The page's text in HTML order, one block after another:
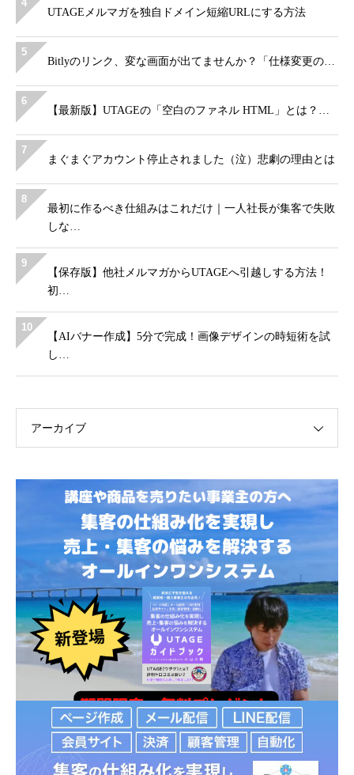
4
UTAGEメルマガを独自ドメイン短縮URLにする方法
5
Bitlyのリンク、変な画面が出てませんか？「仕様変更の…
6
【最新版】UTAGEの「空白のファネル HTML」とは？…
7
まぐまぐアカウント停止されました（泣）悲劇の理由とは
8
最初に作るべき仕組みはこれだけ｜一人社長が集客で失敗
しな…
9
【保存版】他社メルマガからUTAGEへ引越しする方法！
初…
10
【AIバナー作成】5分で完成！画像デザインの時短術を試
し…
アーカイブ